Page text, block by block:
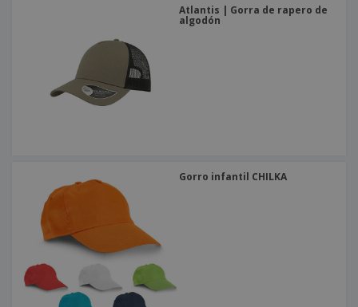
Atlantis | Gorra de rapero de
algodón
Gorro infantil CHILKA